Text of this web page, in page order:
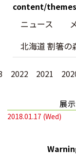
content/
ニュース
北海道 割箸の
2022 2021
展
2018.01.17 (Wed)